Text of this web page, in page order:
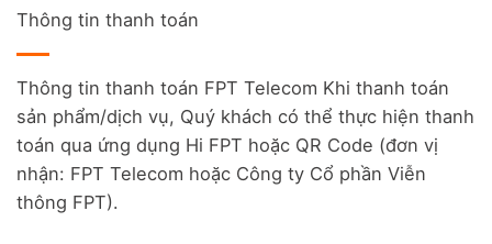
Thông tin thanh toán
Thông tin thanh toán FPT Telecom Khi thanh toán
sản phẩm/dịch vụ, Quý khách có thể thực hiện thanh
toán qua ứng dụng Hi FPT hoặc QR Code (đơn vị
nhận: FPT Telecom hoặc Công ty Cổ phần Viễn
thông FPT).